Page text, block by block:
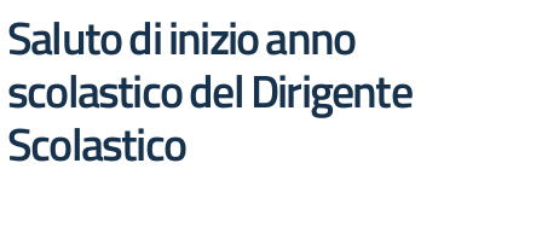
Saluto di inizio anno
scolastico del Dirigente
Scolastico